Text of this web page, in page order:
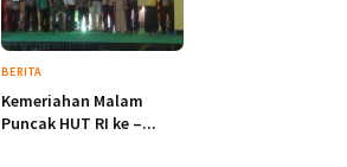
BERITA
Kemeriahan Malam
Puncak HUT RI ke –...